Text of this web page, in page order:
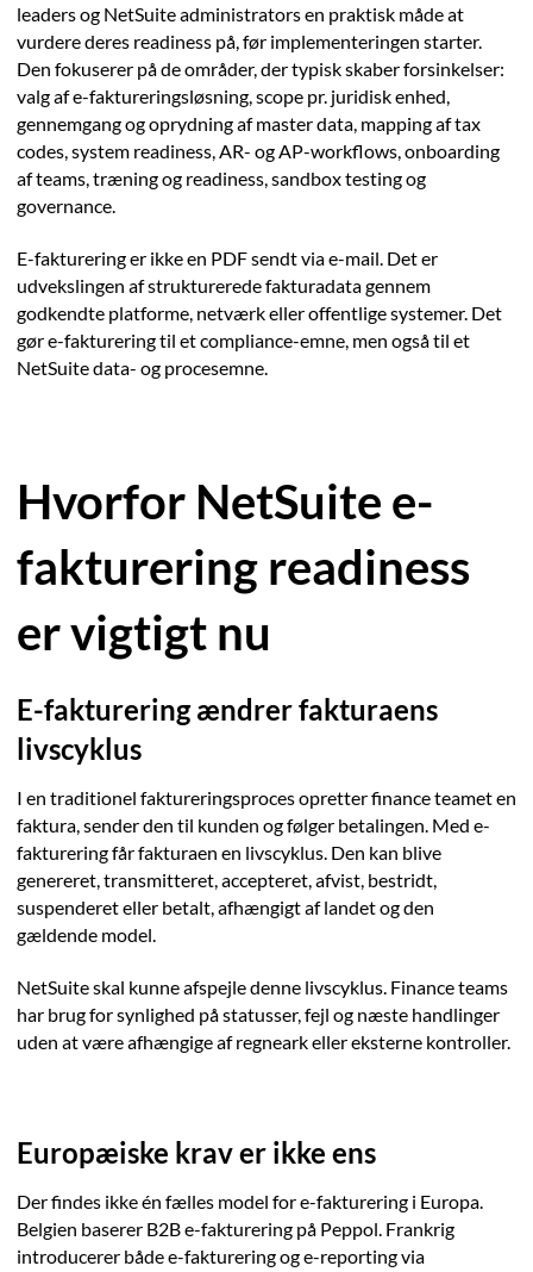
leaders og NetSuite administrators en praktisk måde at
vurdere deres readiness på, før implementeringen starter.
Den fokuserer på de områder, der typisk skaber forsinkelser:
valg af e-faktureringsløsning, scope pr. juridisk enhed,
gennemgang og oprydning af master data, mapping af tax
codes, system readiness, AR- og AP-workflows, onboarding
af teams, træning og readiness, sandbox testing og
governance.
E-fakturering er ikke en PDF sendt via e-mail. Det er
udvekslingen af strukturerede fakturadata gennem
godkendte platforme, netværk eller offentlige systemer. Det
gør e-fakturering til et compliance-emne, men også til et
NetSuite data- og procesemne.
Hvorfor NetSuite e-
fakturering readiness
er vigtigt nu
E-fakturering ændrer fakturaens
livscyklus
I en traditionel faktureringsproces opretter finance teamet en
faktura, sender den til kunden og følger betalingen. Med e-
fakturering får fakturaen en livscyklus. Den kan blive
genereret, transmitteret, accepteret, afvist, bestridt,
suspenderet eller betalt, afhængigt af landet og den
gældende model.
NetSuite skal kunne afspejle denne livscyklus. Finance teams
har brug for synlighed på statusser, fejl og næste handlinger
uden at være afhængige af regneark eller eksterne kontroller.
Europæiske krav er ikke ens
Der findes ikke én fælles model for e-fakturering i Europa.
Belgien baserer B2B e-fakturering på Peppol. Frankrig
introducerer både e-fakturering og e-reporting via